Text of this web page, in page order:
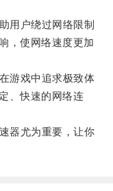
户绕过网络限制
，使网络速度更加
游戏中追求极致体
、快速的网络连
器尤为重要，让你